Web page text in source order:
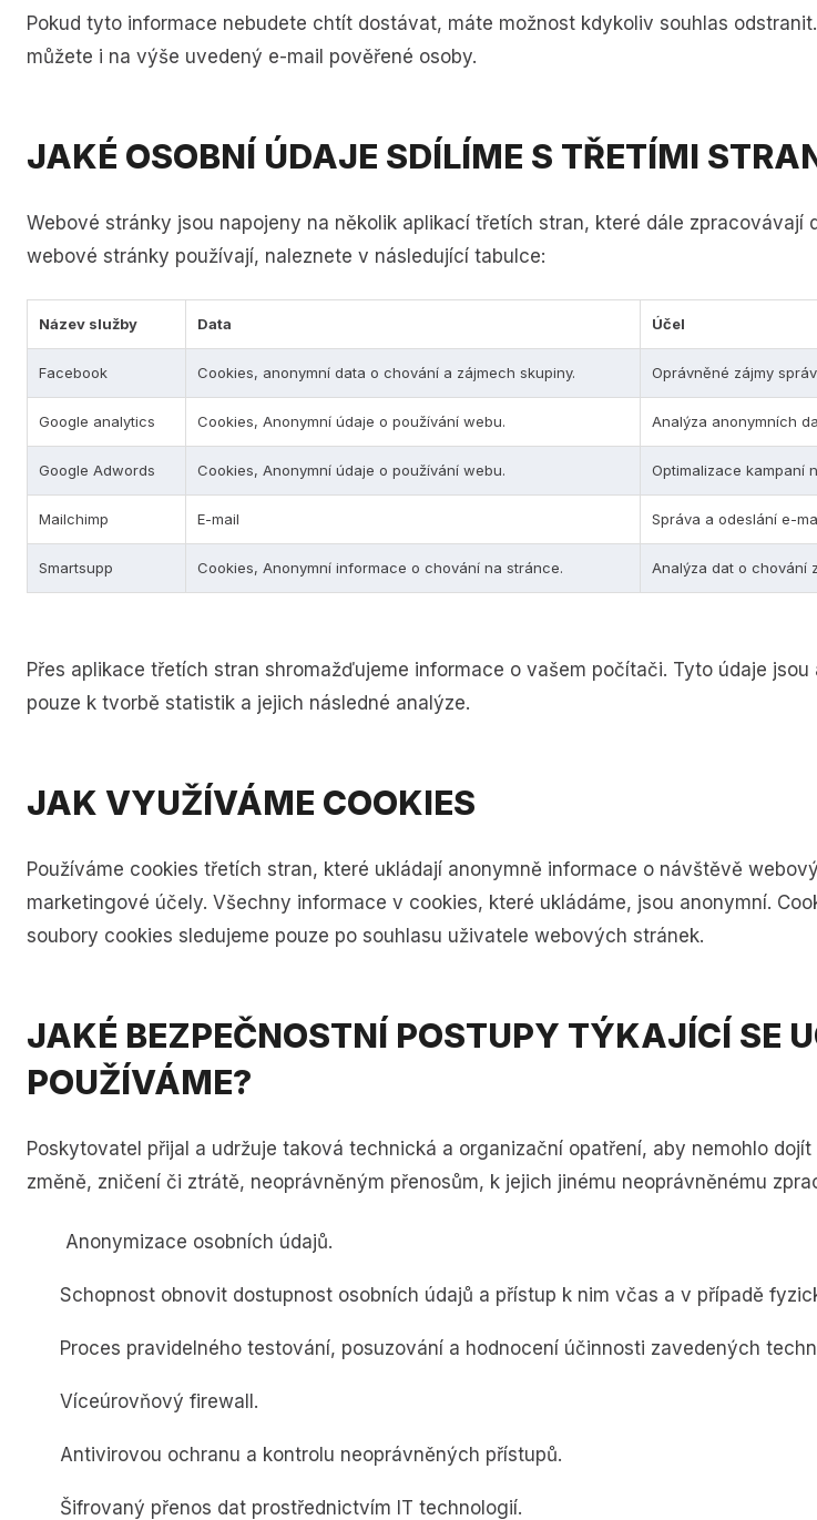
Pokud tyto informace nebudete chtít dostávat, máte možnost kdykoliv souhlas
můžete i na výše uvedený e-mail pověřené osoby.
JAKÉ OSOBNÍ ÚDAJE SDÍLÍME S TŘETÍMI
Webové stránky jsou napojeny na několik aplikací třetích stran, které dále
webové stránky používají, naleznete v následující tabulce:
Název služby Data Účel
Facebook Cookies, anonymní data o chování a zájmech skupiny. Oprávněné zájmy
Google analytics Cookies, Anonymní údaje o používání webu. Analýza anonymních
Google Adwords Cookies, Anonymní údaje o používání webu. Optimalizace kampaní
Mailchimp E-mail Správa a odeslání e-
Smartsupp Cookies, Anonymní informace o chování na stránce. Analýza dat o chování
Přes aplikace třetích stran shromažďujeme informace o vašem počítači. Tyto údaje
pouze k tvorbě statistik a jejich následné analýze.
JAK VYUŽÍVÁME COOKIES
Používáme cookies třetích stran, které ukládají anonymně informace o návštěvě
marketingové účely. Všechny informace v cookies, které ukládáme, jsou anonymní.
soubory cookies sledujeme pouze po souhlasu uživatele webových stránek.
JAKÉ BEZPEČNOSTNÍ POSTUPY TÝKAJÍCÍ SE
POUŽÍVÁME?
Poskytovatel přijal a udržuje taková technická a organizační opatření, aby nemohlo
změně, zničení či ztrátě, neoprávněným přenosům, k jejich jinému neoprávněnému
Anonymizace osobních údajů.
Schopnost obnovit dostupnost osobních údajů a přístup k nim včas a v případě
Proces pravidelného testování, posuzování a hodnocení účinnosti zavedených
Víceúrovňový firewall.
Antivirovou ochranu a kontrolu neoprávněných přístupů.
Šifrovaný přenos dat prostřednictvím IT technologií.